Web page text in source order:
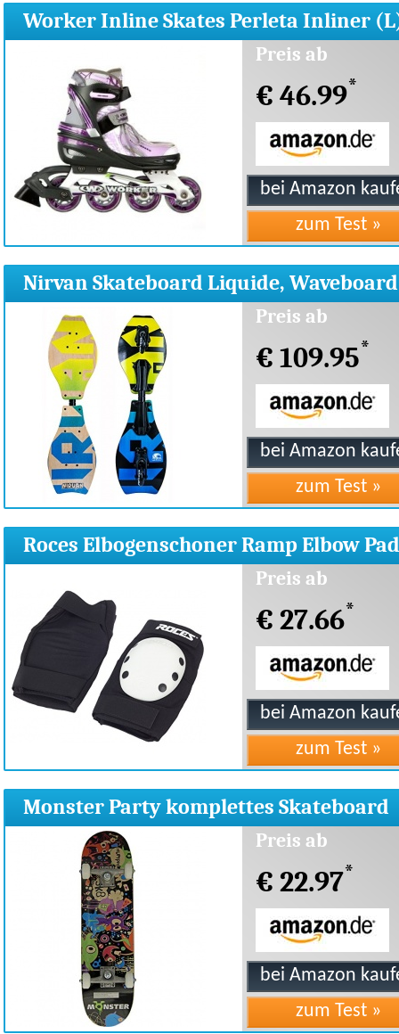
Worker Inline Skates Perleta Inliner
Preis ab
€ 46.99*
Nirvan Skateboard Liquide, Waveboard
Preis ab
€ 109.95*
Roces Elbogenschoner Ramp Elbow
Preis ab
€ 27.66*
Monster Party komplettes Skateboard
Preis ab
€ 22.97*